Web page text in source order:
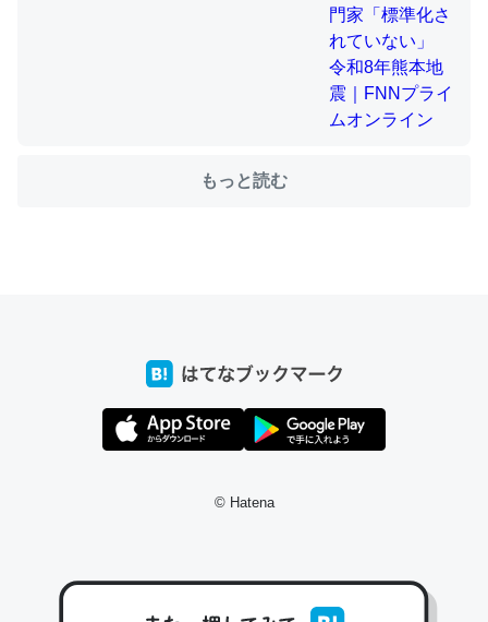
位置情報を共有してる。電池残量や充電中かが分かるので
─たまにLINEするくらいだった遠方の父67歳と僕。ITツール導入で
コミュニケーションが劇的に変化した｜tayorini by LIFULL介護
私も3年前ぐらいに祖母の家に設置した。ポケットWifiみ
34
もっと読む
© Hatena